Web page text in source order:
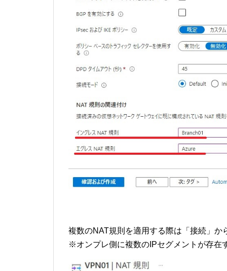
複数のNAT規則を適用する際は「接続」か
※オンプレ側に複数のIPセグメントが存在